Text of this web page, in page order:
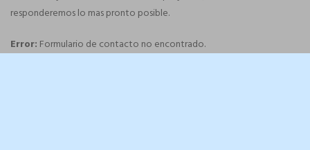
responderemos lo mas pronto posible.
Error: Formulario de contacto no encontrado.